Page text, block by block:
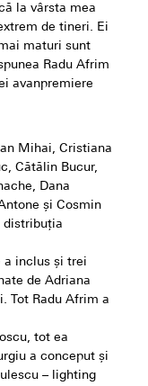
la vârsta mea
de tineri. Ei
maturi sunt
Radu Afrim
avanpremiere
Mihai, Cristiana
Cătălin Bucur,
Dana
și Cosmin
distribuția
a inclus și trei
de Adriana
Tot Radu Afrim a
tot ea
a conceput și
– lighting